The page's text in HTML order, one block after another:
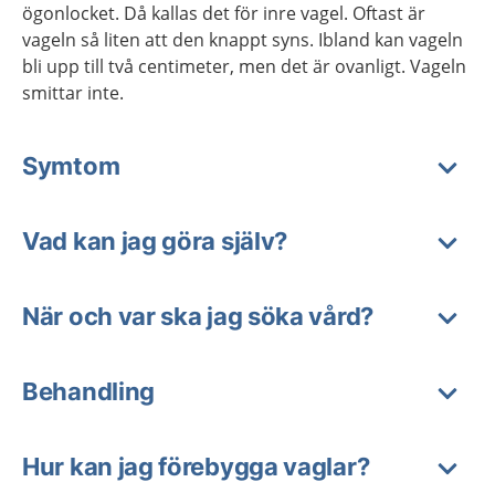
ögonlocket. Då kallas det för inre vagel. Oftast är
vageln så liten att den knappt syns. Ibland kan vageln
bli upp till två centimeter, men det är ovanligt. Vageln
smittar inte.
Symtom
Vad kan jag göra själv?
När och var ska jag söka vård?
Behandling
Hur kan jag förebygga vaglar?